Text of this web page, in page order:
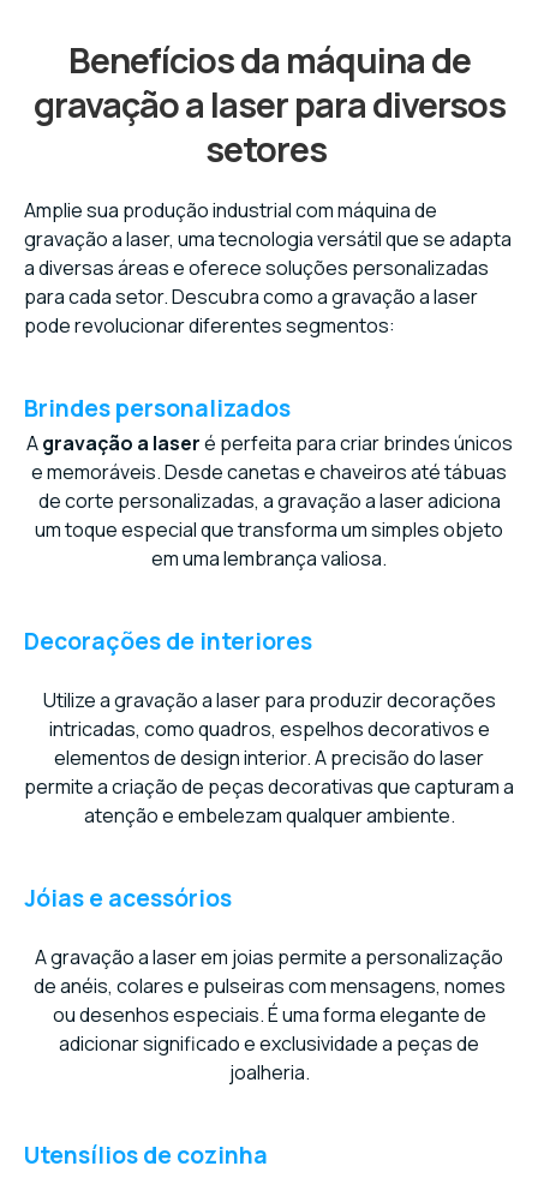
Benefícios da máquina de
gravação a laser para diversos
setores
Amplie sua produção industrial com máquina de
gravação a laser, uma tecnologia versátil que se adapta
a diversas áreas e oferece soluções personalizadas
para cada setor. Descubra como a gravação a laser
pode revolucionar diferentes segmentos:
Brindes personalizados
Agravação a laseré perfeita para criar brindes únicos
e memoráveis. Desde canetas e chaveiros até tábuas
de corte personalizadas, a gravação a laser adiciona
um toque especial que transforma um simples objeto
em uma lembrança valiosa.
Decorações de interiores
Utilize a gravação a laser para produzir decorações
intricadas, como quadros, espelhos decorativos e
elementos de design interior. A precisão do laser
permite a criação de peças decorativas que capturam a
atenção e embelezam qualquer ambiente.
Jóias e acessórios
A gravação a laser em joias permite a personalização
de anéis, colares e pulseiras com mensagens, nomes
ou desenhos especiais. É uma forma elegante de
adicionar significado e exclusividade a peças de
joalheria.
Utensílios de cozinha